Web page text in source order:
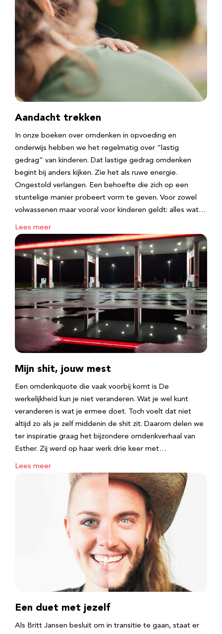
Aandacht trekken
In onze boeken over omdenken in opvoeding en
onderwijs hebben we het regelmatig over “lastig
gedrag” van kinderen. Dat lastige gedrag omdenken
begint bij anders kijken. Zie het als ruwe energie.
Ongestold verlangen. Een behoefte die zich op een
stuntelige manier probeert vorm te geven. Voor zowel
volwassenen maar vooral voor kinderen geldt: alles wat…
Lees meer
Mijn shit, jouw mest
Een omdenkquote die vaak voorbij komt is De
werkelijkheid kun je niet veranderen. Wat je wel kunt
veranderen is wat je ermee doet. Toch voelt dat niet
altijd zo als je zelf middenin de shit zit. Daarom delen we
ter inspiratie graag het bijzondere omdenkverhaal van
Esther. Zij werd op haar werk drie keer met…
Lees meer
Een duet met jezelf
Als Britt Jansen besluit om in transitie te gaan, staat er